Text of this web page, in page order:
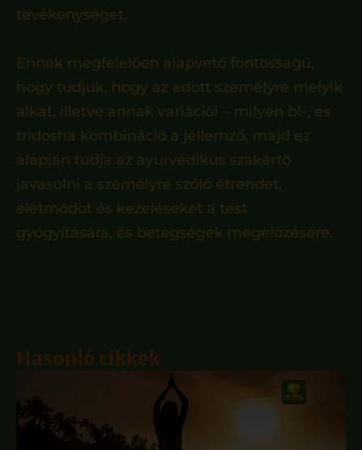
tevékenységet.
Ennek megfelelően alapvető fontosságú,
hogy tudjuk, hogy az adott személyre melyik
alkat, illetve annak variációi – milyen bi-, és
tridosha kombináció a jellemző, majd ez
alapján tudja az ayurvédikus szakértő
javasolni a személyre szóló étrendet,
életmódot és kezeléseket a test
gyógyítására, és betegségek megelőzésére.
Hasonló cikkek